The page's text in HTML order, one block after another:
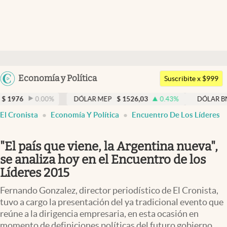
Argentina
Uruguay
Economía y Política
Members
Economía y Política
Finanzas y Mercados
Negocios
Columnistas
Otras secciones
Apertura
Suscribite x $999
% DÓLAR MEP $ 1526,03 0.43% DÓLAR BNA $ 1520
El Cronista Economía Y Política Encuentro De Los Líderes
"El país que viene, la Argentina nueva",
se analiza hoy en el Encuentro de los
Líderes 2015
Fernando Gonzalez, director periodístico de El Cronista,
tuvo a cargo la presentación del ya tradicional evento que
reúne a la dirigencia empresaria, en esta ocasión en